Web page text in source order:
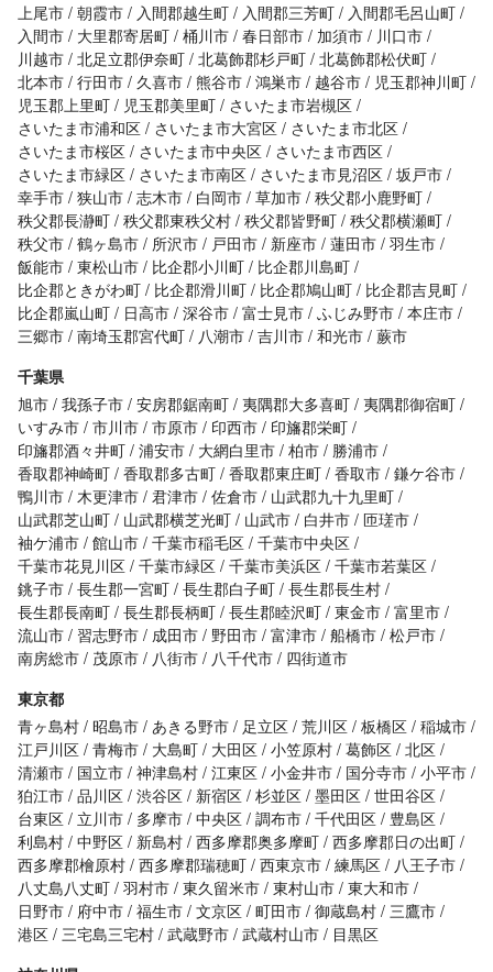
上尾市 朝霞市 入間郡越生町 入間郡三芳町
入間郡毛呂山町
入間市
大里郡寄居町 桶川市 春日部市 加須市
川口市
川越市 北足立郡伊奈町 北葛飾郡杉戸町 北葛飾郡松伏町
北本市 行田市 久喜市 熊谷市 鴻巣市 越谷市
児玉郡神川町
児玉郡上里町
児玉郡美里町
さいたま市岩槻区
さいたま市浦和区
さいたま市大宮区
さいたま市北区
さいたま市桜区
さいたま市中央区
さいたま市西区
さいたま市緑区
さいたま市南区 さいたま市見沼区 坂戸市
幸手市 狭山市 志木市 白岡市 草加市 秩父郡小鹿野町
秩父郡長瀞町 秩父郡東秩父村 秩父郡皆野町 秩父郡横瀬町
秩父市 鶴ヶ島市 所沢市 戸田市 新座市 蓮田市 羽生市
飯能市 東松山市 比企郡小川町
比企郡川島町
比企郡ときがわ町
比企郡滑川町 比企郡鳩山町
比企郡吉見町
比企郡嵐山町
日高市 深谷市 富士見市 ふじみ野市 本庄市
三郷市 南埼玉郡宮代町 八潮市 吉川市 和光市 蕨市
千葉県
旭市 我孫子市 安房郡鋸南町 夷隅郡大多喜町 夷隅郡御宿町
いすみ市 市川市 市原市 印西市
印旛郡栄町
印旛郡酒々井町 浦安市 大網白里市 柏市
勝浦市
香取郡神崎町 香取郡多古町 香取郡東庄町 香取市 鎌ケ谷市
鴨川市 木更津市 君津市 佐倉市
山武郡九十九里町
山武郡芝山町
山武郡横芝光町 山武市 白井市 匝瑳市
袖ケ浦市 館山市 千葉市稲毛区 千葉市中央区
千葉市花見川区 千葉市緑区 千葉市美浜区 千葉市若葉区
銚子市 長生郡一宮町 長生郡白子町 長生郡長生村
長生郡長南町 長生郡長柄町 長生郡睦沢町 東金市 富里市
流山市
習志野市 成田市 野田市 富津市 船橋市 松戸市
南房総市
茂原市 八街市 八千代市
四街道市
東京都
青ヶ島村
昭島市 あきる野市 足立区 荒川区 板橋区 稲城市
江戸川区 青梅市 大島町 大田区 小笠原村 葛飾区 北区
清瀬市
国立市 神津島村 江東区 小金井市 国分寺市 小平市
狛江市 品川区 渋谷区 新宿区 杉並区 墨田区 世田谷区
台東区
立川市 多摩市 中央区 調布市 千代田区
豊島区
利島村 中野区 新島村 西多摩郡奥多摩町 西多摩郡日の出町
西多摩郡檜原村 西多摩郡瑞穂町 西東京市 練馬区
八王子市
八丈島八丈町 羽村市 東久留米市 東村山市 東大和市
日野市
府中市 福生市 文京区 町田市 御蔵島村 三鷹市
港区 三宅島三宅村 武蔵野市 武蔵村山市
目黒区